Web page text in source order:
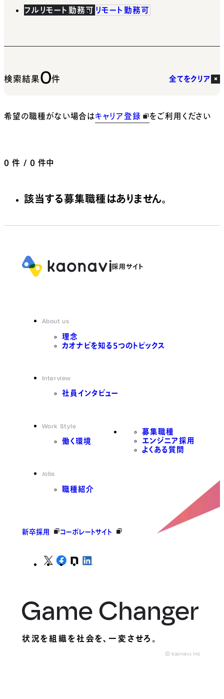
フルリモート勤務可 リモート勤務可
検索結果0件 全てをクリア
希望の職種がない場合はキャリア登録 をご利用ください
0 件 / 0 件中
該当する募集職種はありません。
About us
理念
カオナビを知る5つのトピックス
Interview
社員インタビュー
Work Style
働く環境
Jobs
職種紹介
募集職種
エンジニア採用
よくある質問
新卒採用 コーポレートサイト
状況を組織を社会を、一変させろ。
© kaonavi, Inc